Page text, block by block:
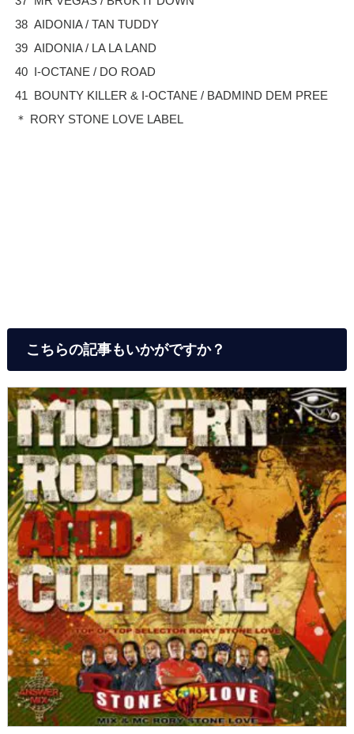
38 AIDONIA / TAN TUDDY
39 AIDONIA / LA LA LAND
40 I-OCTANE / DO ROAD
41 BOUNTY KILLER & I-OCTANE / BADMIND DEM PREE
＊ RORY STONE LOVE LABEL
こちらの記事もいかがですか？